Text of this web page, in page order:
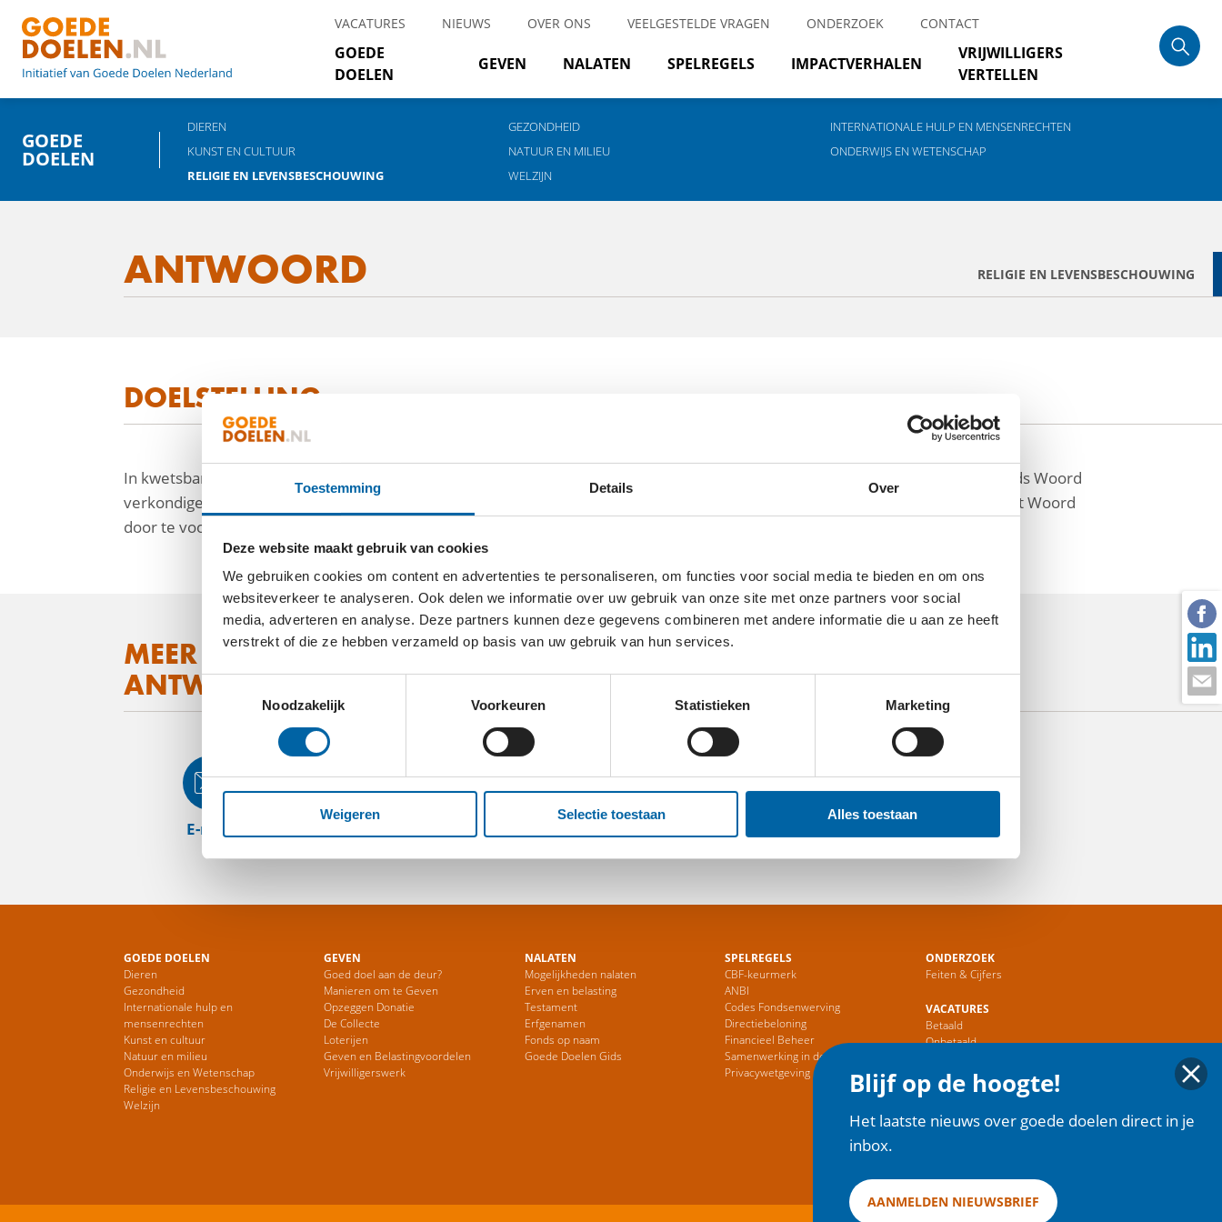
Toestemming Details Over
Deze website maakt gebruik van cookies
We gebruiken cookies om content en advertenties te personaliseren, om functies voor social media te bieden en om ons
websiteverkeer te analyseren. Ook delen we informatie over uw gebruik van onze site met onze partners voor social
media, adverteren en analyse. Deze partners kunnen deze gegevens combineren met andere informatie die u aan ze heeft
verstrekt of die ze hebben verzameld op basis van uw gebruik van hun services.
Toestemmingsselectie
Noodzakelijk
Voorkeuren Statistieken Marketing
Weigeren Selectie toestaan Alles toestaan
VACATURES NIEUWS OVER ONS VEELGESTELDE VRAGEN ONDERZOEK CONTACT
GOEDE
DOELEN
GEVEN NALATEN SPELREGELS IMPACTVERHALEN
VRIJWILLIGERS
VERTELLEN
GOEDE
DOELEN
DIEREN GEZONDHEID
INTERNATIONALE HULP EN MENSENRECHTEN
KUNST EN CULTUUR
NATUUR EN MILIEU
ONDERWIJS EN WETENSCHAP
RELIGIE EN LEVENSBESCHOUWING
WELZIJN
ANTWOORD RELIGIE EN LEVENSBESCHOUWING
DOELSTELLING
In kwetsbare gebieden, daar waar volwassenen en kinderen leven in armoede, onderdrukking of gevangenschap, willen wij Gods Woord
verkondigen, hoop verspreiden en liefde delen. We investeren in de plaatselijke kerk en ondersteunen de verkondiging van het Woord
door te voorzien in Bijbels en trainingen.
MEER WETEN OVER
ANTWOORD?
E-mail
Blijf op de hoogte!
Het laatste nieuws over goede doelen direct in je
inbox.
AANMELDEN NIEUWSBRIEF
GOEDE DOELEN
Dieren
Gezondheid
Internationale hulp en
mensenrechten
Kunst en cultuur
Natuur en milieu
Onderwijs en Wetenschap
Religie en Levensbeschouwing
Welzijn
GEVEN
Goed doel aan de deur?
Manieren om te Geven
Opzeggen Donatie
De Collecte
Loterijen
Geven en Belastingvoordelen
Vrijwilligerswerk
NALATEN
Mogelijkheden nalaten
Erven en belasting
Testament
Erfgenamen
Fonds op naam
Goede Doelen Gids
SPELREGELS
CBF-keurmerk
ANBI
Codes Fondsenwerving
Directiebeloning
Financieel Beheer
Samenwerking in de Sector
Privacywetgeving
ONDERZOEK
Feiten & Cijfers
VACATURES
Betaald
Onbetaald
HOME
facebook
linkedin
mail